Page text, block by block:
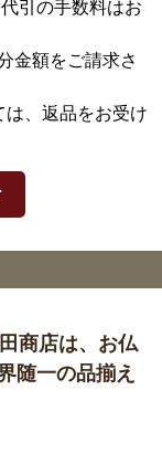
引の手数料はお
金額をご請求さ
、返品をお受け
商店は、 お仏
随一の品揃え